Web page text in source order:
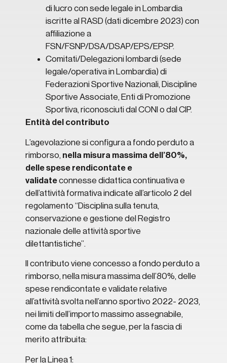
di lucro con sede legale in Lombardia
iscritte al RASD (dati dicembre 2023) con
affiliazione a
FSN/FSNP/DSA/DSAP/EPS/EPSP.
Comitati/Delegazioni lombardi (sede
legale/operativa in Lombardia) di
Federazioni Sportive Nazionali, Discipline
Sportive Associate, Enti di Promozione
Sportiva, riconosciuti dal CONI o dal CIP.
Entità del contributo
L’agevolazione si configura a fondo perduto a
rimborso, nella misura massima dell’80%,
delle spese rendicontate e
validateconnesse didattica continuativa e
dell’attività formativa indicate all’articolo 2 del
regolamento “Disciplina sulla tenuta,
conservazione e gestione del Registro
nazionale delle attività sportive
dilettantistiche”.
Il contributo viene concesso a fondo perduto a
rimborso, nella misura massima dell’80%, delle
spese rendicontate e validate relative
all’attività svolta nell’anno sportivo 2022- 2023,
nei limiti dell’importo massimo assegnabile,
come da tabella che segue, per la fascia di
merito attribuita:
Per la Linea 1: